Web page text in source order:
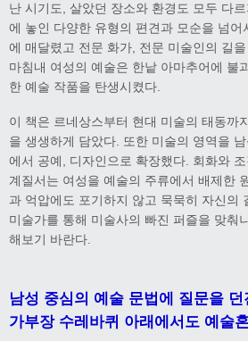
난 시기도, 살았던 장소와 환경도 모두 다
에 놓인 다양한 유형의 편견과 모순을 넘어
에 매달렸고 전문 화가, 전문 미술인의 길
마침내 여성의 예술은 한낱 아마추어에 불
한 예술 작품을 탄생시켰다.
이 책은 르네상스부터 현대 미술의 태동까
을 생생하게 담았다. 또한 미술의 영역을
에서 공예, 디자인으로 확장했다. 회화와
계질서는 여성을 예술의 주류에서 배제한
과 억압에도 포기하지 않고 묵묵히 자신의
미술가를 통해 미술사의 빠진 퍼즐을 맞춰
해보기 바란다.
남성 중심의 예술 문법에 질문을 던
가부장 수레바퀴 아래에서도 예술